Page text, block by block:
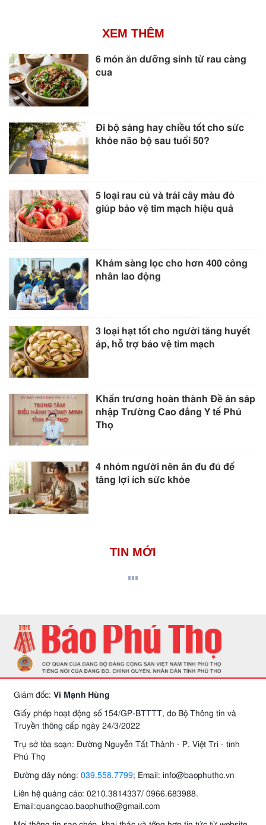
XEM THÊM
6 món ăn dưỡng sinh từ rau càng
cua
Đi bộ sáng hay chiều tốt cho sức
khỏe não bộ sau tuổi 50?
5 loại rau củ và trái cây màu đỏ
giúp bảo vệ tim mạch hiệu quả
Khám sàng lọc cho hơn 400 công
nhân lao động
3 loại hạt tốt cho người tăng huyết
áp, hỗ trợ bảo vệ tim mạch
Khẩn trương hoàn thành Đề án sáp
nhập Trường Cao đẳng Y tế Phú
Thọ
4 nhóm người nên ăn đu đủ để
tăng lợi ích sức khỏe
TIN MỚI
Giám đốc: Vi Mạnh Hùng
Giấy phép hoạt động số 154/GP-BTTTT, do Bộ Thông tin và
Truyền thông cấp ngày 24/3/2022
Trụ sở tòa soạn: Đường Nguyễn Tất Thành - P. Việt Trì - tỉnh
Phú Thọ
Đường dây nóng: 039.558.7799; Email: info@baophutho.vn
Liên hệ quảng cáo: 0210.3814337/ 0966.683988.
Email:quangcao.baophutho@gmail.com